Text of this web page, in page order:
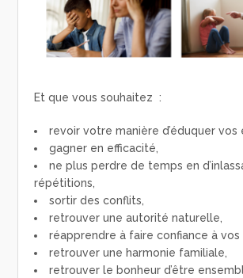
Et que vous souhaitez :
revoir votre manière d’éduquer vos
gagner en efficacité,
ne plus perdre de temps en
répétitions,
sortir des conflits,
retrouver une autorité naturelle,
réapprendre à faire confiance à vos
retrouver une harmonie familiale,
retrouver le bonheur d’être